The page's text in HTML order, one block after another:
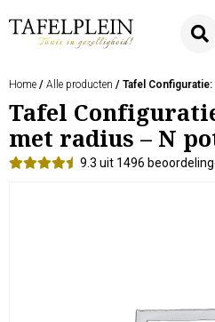
Home / Alle producten / Tafel
Tafel
met radius – N
9.3 uit 1496